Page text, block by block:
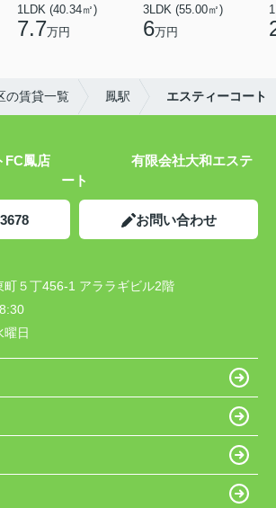
1LDK (40.34㎡)
7.7万円
3LDK (55.00㎡)
6万円
の賃貸一覧 鳳駅 エスティーコート
FC鳳店 有限会社大和エステ
ート
お問い合わせ
町５丁456-1 アララギビル2階
曜日